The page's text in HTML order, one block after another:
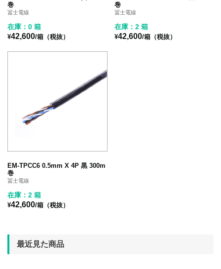
巻
冨士電線
在庫：0 箱
¥42,600/箱（税抜）
巻
冨士電線
在庫：2 箱
¥42,600/箱（税抜）
EM-TPCC6 0.5mm X 4P 黒 300m
巻
冨士電線
在庫：2 箱
¥42,600/箱（税抜）
最近見た商品